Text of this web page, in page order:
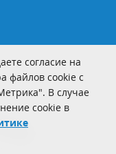
согласие на
файлов cookie с
В случае
cookie в